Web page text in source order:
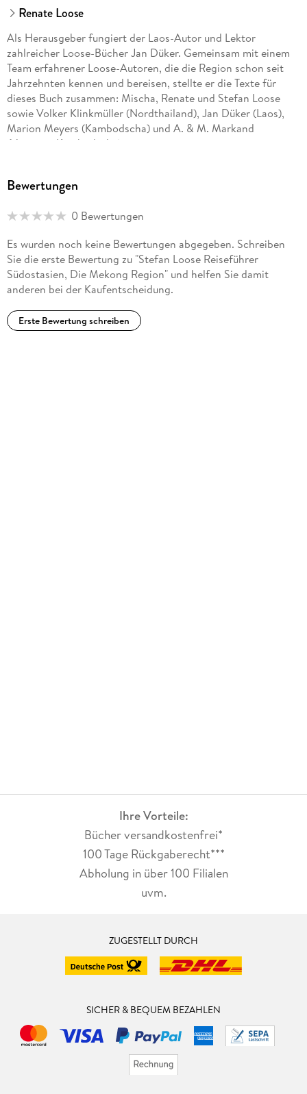
Renate Loose
Als Herausgeber fungiert der Laos-Autor und Lektor
zahlreicher Loose-Bücher Jan Düker. Gemeinsam mit einem
Team erfahrener Loose-Autoren, die die Region schon seit
Jahrzehnten kennen und bereisen, stellte er die Texte für
dieses Buch zusammen: Mischa, Renate und Stefan Loose
sowie Volker Klinkmüller (Nordthailand), Jan Düker (Laos),
Marion Meyers (Kambodscha) und A. & M. Markand
(Vietnam, Kambodscha).
Bewertungen
0 Bewertungen
Es wurden noch keine Bewertungen abgegeben. Schreiben
Sie die erste Bewertung zu "Stefan Loose Reiseführer
Südostasien, Die Mekong Region" und helfen Sie damit
anderen bei der Kaufentscheidung.
Erste Bewertung schreiben
Ihre Vorteile:
Bücher versandkostenfrei*
100 Tage Rückgaberecht***
Abholung in über 100 Filialen
uvm.
ZUGESTELLT DURCH
SICHER & BEQUEM BEZAHLEN